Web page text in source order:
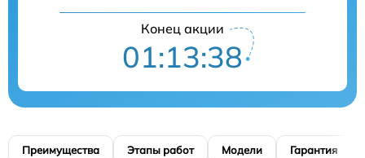
Конец акции
01:13:37
Преимущества Этапы работ Модели Гарантия